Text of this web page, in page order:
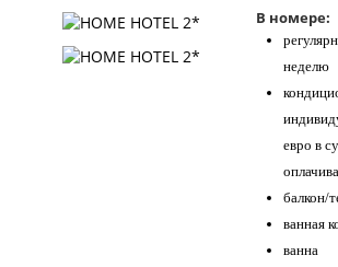
В номере:
неделю
евро в
балкон/
ванная
ванна